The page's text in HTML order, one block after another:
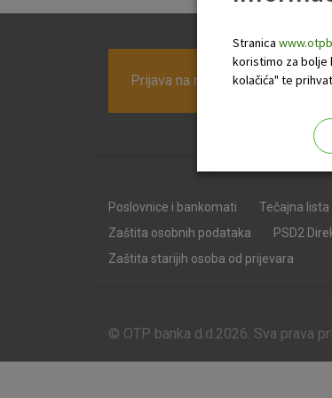
Prijava na newsletter OTP banke
Poslovnice i bankomati Tečajna lista
Zaštita osobnih podataka
PSD2
Zaštita starijih osoba od prijevara
© OTP banka d.d.2026. Sva prava
Stranica
koristimo za bolje
kolačića" te